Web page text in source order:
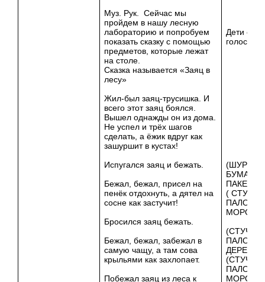
Муз. Рук. Сейчас мы
пройдем в нашу лесную
лабораторию и попробуем
показать сказку с помощью
предметов, которые лежат
на столе.
Сказка называется «Заяц в
лесу»
Жил-был заяц-трусишка. И
всего этот заяц боялся.
Вышел однажды он из дома.
Не успел и трёх шагов
сделать, а ёжик вдруг как
зашуршит в кустах!
Испугался заяц и бежать.
Бежал, бежал, присел на
пенёк отдохнуть, а дятел на
сосне как застучит!
Бросился заяц бежать.
Бежал, бежал, забежал в
самую чащу, а там сова
крыльями как захлопает.
Побежал заяц из леса к
Дети
голоса
(
(СТУЧИМ